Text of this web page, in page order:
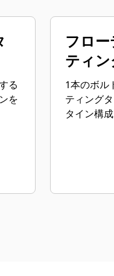
る
を
フロ
ティ
1本のボル
ティング
タイン構